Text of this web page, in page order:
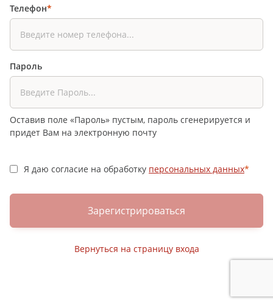
Телефон*
Пароль
Оставив поле «Пароль» пустым, пароль сгенерируется и
придет Вам на электронную почту
Я даю согласие на обработку персональных данных*
Зарегистрироваться
Вернуться на страницу входа